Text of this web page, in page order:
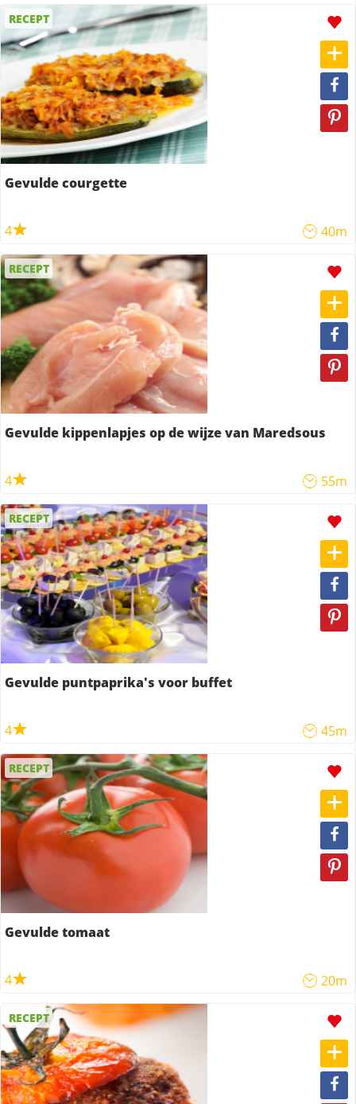
RECEPT
Gevulde courgette
4 40m
RECEPT
Gevulde kippenlapjes op de wijze van Maredsous
4 55m
RECEPT
Gevulde puntpaprika's voor buffet
4 45m
RECEPT
Gevulde tomaat
4 20m
RECEPT